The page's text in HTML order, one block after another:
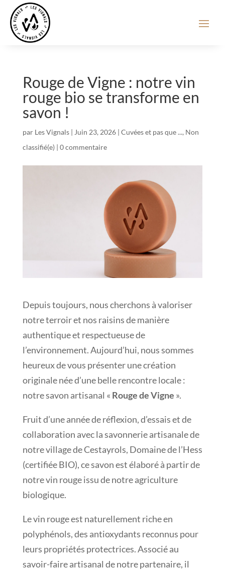
Rouge de Vigne : notre vin
rouge bio se transforme en
savon !
par Les Vignals| Juin 23, 2026| Cuvées et pas que ..., Non
classifié(e)| 0 commentaire
Depuis toujours, nous cherchons à valoriser
notre terroir et nos raisins de manière
authentique et respectueuse de
l’environnement. Aujourd’hui, nous sommes
heureux de vous présenter une création
originale née d’une belle rencontre locale :
notre savon artisanal « Rouge de Vigne ».
Fruit d’une année de réflexion, d’essais et de
collaboration avec la savonnerie artisanale de
notre village de Cestayrols, Domaine de l’Hess
(certifiée BIO), ce savon est élaboré à partir de
notre vin rouge issu de notre agriculture
biologique.
Le vin rouge est naturellement riche en
polyphénols, des antioxydants reconnus pour
leurs propriétés protectrices. Associé au
savoir-faire artisanal de notre partenaire, il